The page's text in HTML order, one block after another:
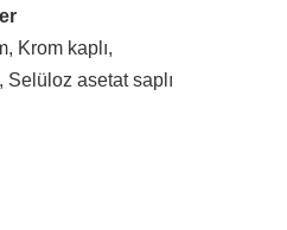
Krom kaplı,
Selüloz asetat saplı